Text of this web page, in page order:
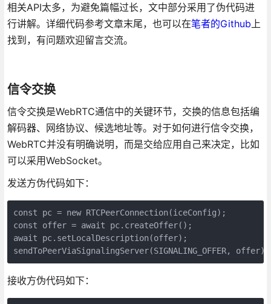
相关API太多，为避免篇幅过长，文中部分采用了伪代码进
行讲解。详细代码参考文章末尾，也可以在笔者的Github 上
找到，有问题欢迎留言交流。
信令交换
信令交换是WebRTC通信中的关键环节，交换的信息包括编
解码器、网络协议、候选地址等。对于如何进行信令交换，
WebRTC并没有明确说明，而是交给应用自己来决定，比如
可以采用WebSocket。
发送方伪代码如下：
const pc = new RTCPeerConnection(iceConfig);
const offer = await pc.createOffer();
await pc.setLocalDescription(offer);
sendToPeerViaSignalingServer(SIGNALING_OFFER,
接收方伪代码如下：